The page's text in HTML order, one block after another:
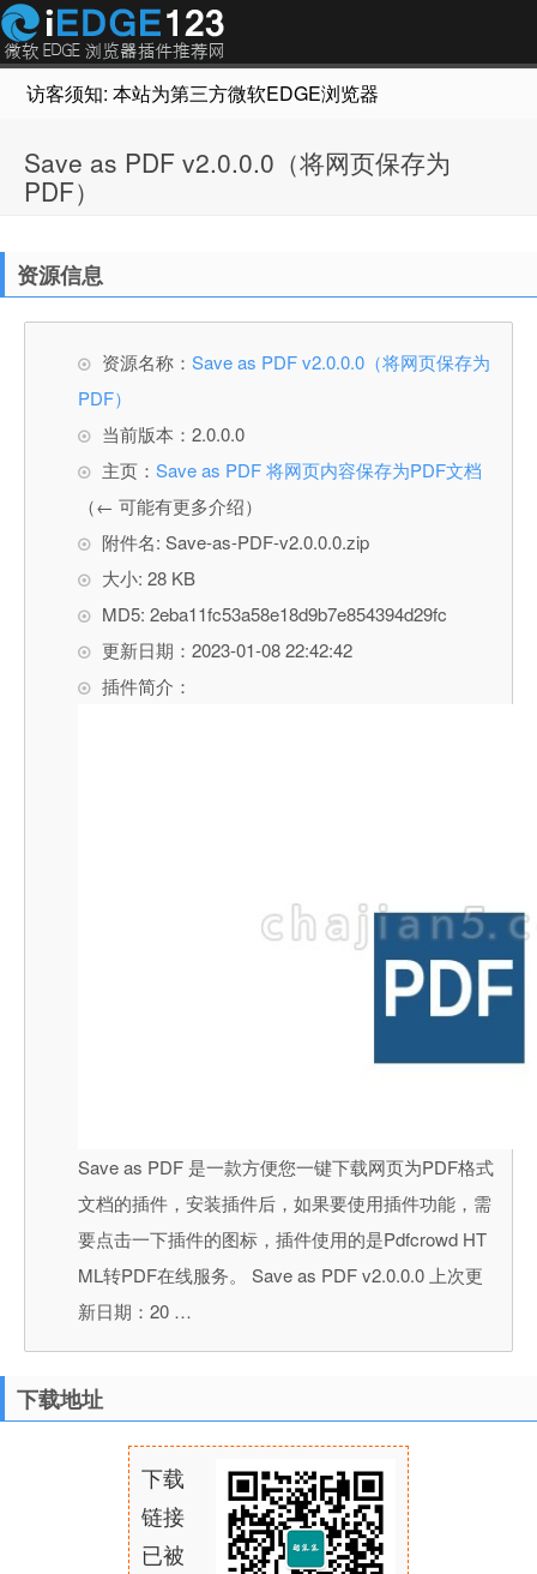
访客须知: 本站为第三方微软EDGE浏览器插件推荐网站，
Save as PDF v2.0.0.0（将网页保存为
PDF）
资源信息
资源名称： Save as PDF v2.0.0.0（将网页保存为
PDF）
当前版本：2.0.0.0
主页： Save as PDF 将网页内容保存为PDF文档
（← 可能有更多介绍）
附件名: Save-as-PDF-v2.0.0.0.zip
大小: 28 KB
MD5: 2eba11fc53a58e18d9b7e854394d29fc
更新日期：2023-01-08 22:42:42
插件简介：
Save as PDF 是一款方便您一键下载网页为PDF格式
文档的插件，安装插件后，如果要使用插件功能，需
要点击一下插件的图标，插件使用的是Pdfcrowd HT
ML转PDF在线服务。 Save as PDF v2.0.0.0 上次更
新日期：20 …
下载地址
下载
链接
已被